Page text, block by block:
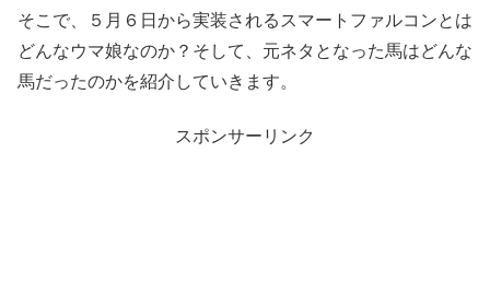
そこで、５月６日から実装されるスマートファルコンとは
どんなウマ娘なのか？そして、元ネタとなった馬はどんな
馬だったのかを紹介していきます。
スポンサーリンク